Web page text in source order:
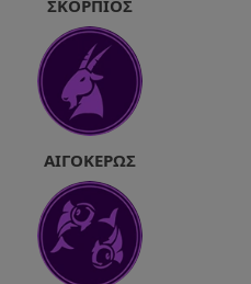
ΣΚΟΡΠΙΌΣ
ΑΙΓΌΚΕΡΩΣ